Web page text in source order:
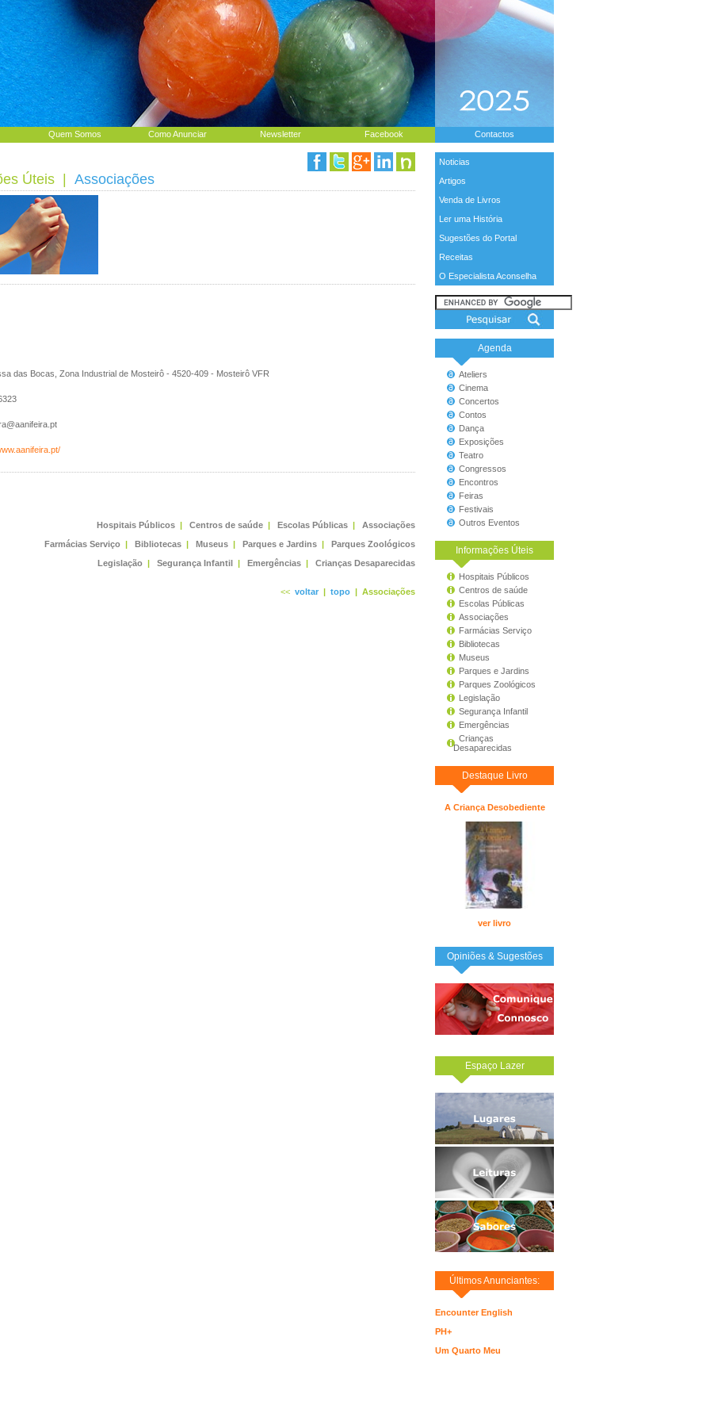
Quem Somos Como Anunciar Newsletter Facebook Contactos
Noticias
Artigos
Venda de Livros
Ler uma História
Sugestões do Portal
Receitas
O Especialista Aconselha
Agenda
Ateliers
Cinema
Concertos
Contos
Dança
Exposições
Teatro
Congressos
Encontros
Feiras
Festivais
Outros Eventos
Informações Úteis
Hospitais Públicos
Centros de saúde
Escolas Públicas
Associações
Farmácias Serviço
Bibliotecas
Museus
Parques e Jardins
Parques Zoológicos
Legislação
Segurança Infantil
Emergências
Crianças
Desaparecidas
Destaque Livro
A Criança Desobediente
ver livro
Opiniões & Sugestões
Espaço Lazer
Últimos Anunciantes:
Encounter English
PH+
Um Quarto Meu
Úteis Associações
das Bocas, Zona Industrial de Mosteirô - 4520-409 - Mosteirô VFR
Hospitais Públicos | Centros de saúde | Escolas Públicas |
Associações
Farmácias Serviço | Bibliotecas | Museus | Parques e Jardins |
Parques Zoológicos
Legislação | Segurança Infantil | Emergências | Crianças Desaparecidas
<< voltar | topo | Associações